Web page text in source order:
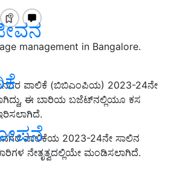
management in Bangalore.
ಪಾಲಿಕೆ (ಬಿಬಿಎಂಪಿಯ) 2023-24ನೇ
ಈ ಬಾರಿಯ ಬಜೆಟ್‌ನಲ್ಲಿಯೂ ಕಸ
ಪಾಲಿಕೆಯ 2023-24ನೇ ಸಾಲಿನ
ನೇತೃತ್ವದಲ್ಲಿಯೇ ಮಂಡಿಸಲಾಗಿದೆ.